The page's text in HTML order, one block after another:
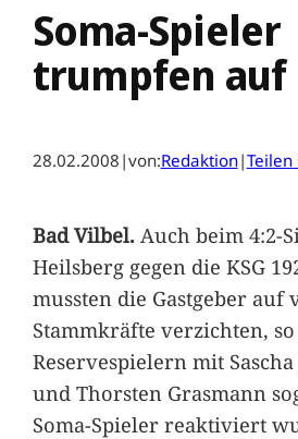
Soma-Spieler
trumpfen auf
28.02.2008 |von:Redaktion|
Bad Vilbel.Auch beim 4:2-
Heilsberg gegen die KSG
mussten die Gastgeber auf
Stammkräfte verzichten,
Reservespielern mit
und Thorsten Grasmann
Soma-Spieler reaktiviert